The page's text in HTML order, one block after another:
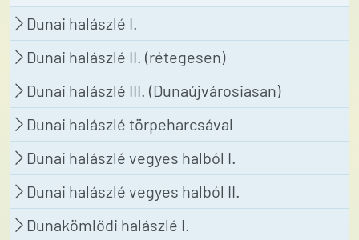
Dunai halászlé I.
Dunai halászlé II. (rétegesen)
Dunai halászlé III. (Dunaújvárosiasan)
Dunai halászlé törpeharcsával
Dunai halászlé vegyes halból I.
Dunai halászlé vegyes halból II.
Dunakömlődi halászlé I.